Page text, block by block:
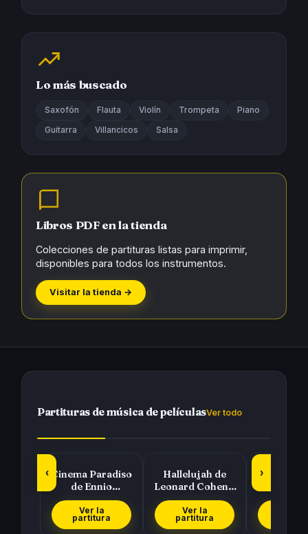
Lo más buscado
Saxofón Flauta Violín Trompeta Piano
Guitarra Villancicos Salsa
Libros PDF en la tienda
Colecciones de partituras listas para imprimir,
disponibles para todos los instrumentos.
Visitar la tienda →
Partituras de música de películasVer todo
‹
Cinema Paradiso
de Ennio
Morricone
Ver la
partitura
Hallelujah de
Leonard Cohen y
Rufus Wainwright
Ver la
partitura
Piratas
›